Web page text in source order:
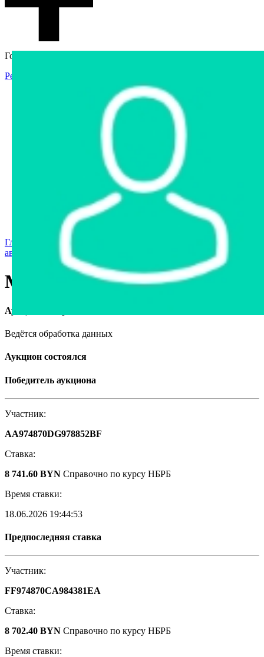
Гостевой доступ
Регистрация
Интернет-магазин
Интернет-витрина
Арестованное имущество
Реестр несостоявшихся торгов
Реестр переоценок
Государственное имущество
Главная страница
автомобили
МАЗ 555142 4229 РБ, 2007
МАЗ 555142 4229 РБ, 2007
Аукцион завершён
Ведётся обработка данных
Аукцион состоялся
Победитель аукциона
Участник:
AA974870DG978852BF
Ставка:
8 741.60 BYN Справочно по курсу НБРБ
Время ставки:
18.06.2026 19:44:53
Предпоследняя ставка
Участник:
FF974870CA984381EA
Ставка:
8 702.40 BYN Справочно по курсу НБРБ
Время ставки: